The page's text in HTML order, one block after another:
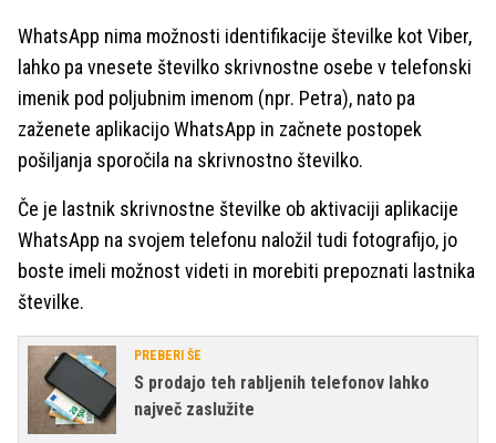
WhatsApp nima možnosti identifikacije številke kot Viber,
lahko pa vnesete številko skrivnostne osebe v telefonski
imenik pod poljubnim imenom (npr. Petra), nato pa
zaženete aplikacijo WhatsApp in začnete postopek
pošiljanja sporočila na skrivnostno številko.
Če je lastnik skrivnostne številke ob aktivaciji aplikacije
WhatsApp na svojem telefonu naložil tudi fotografijo, jo
boste imeli možnost videti in morebiti prepoznati lastnika
številke.
PREBERI ŠE
S prodajo teh rabljenih telefonov lahko
največ zaslužite